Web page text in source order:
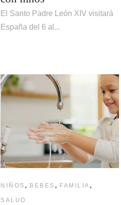
El Santo Padre León XIV visitará
España del 6 al...
NIÑOS , BEBES , FAMILIA ,
SALUD